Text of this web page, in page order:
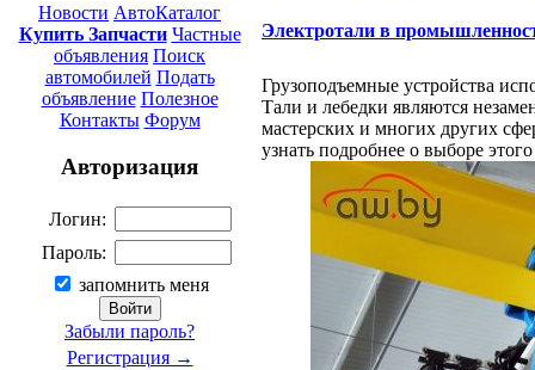
Новости АвтоКаталог
Купить Запчасти Частные
объявления Поиск
автомобилей Подать
объявление Полезное
Контакты Форум
Авторизация
Логин:
Пароль:
запомнить меня
Забыли пароль?
Регистрация →
Электротали в
Грузоподъемные устройства
Тали и лебедки являются
мастерских и многих других
узнать подробнее о выборе